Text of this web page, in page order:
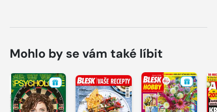
Mohlo by se vám také líbit